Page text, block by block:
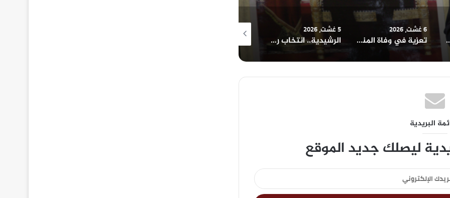
جثة جندي عشريني داخل منزله
6 غشت، 2026
تعزية في وفاة المناضل و الفاعل الجمعوي حسن السريري
5 غشت، 2026
الرشيدية.. انتخاب رشيد ربيعي منسقا محليا لحزب التجمع الوطني للأحرار بجماعة الرتب
البريدية
ليصلك جديد الموقع